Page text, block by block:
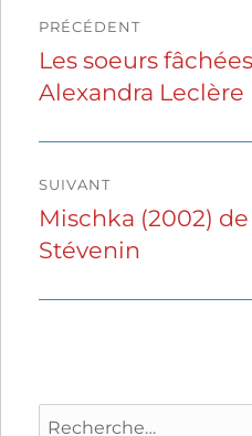
de
l’article
PRÉCÉDENT
Publication
précédente :
Les soeurs
Alexandra Leclère
SUIVANT
Publication
suivante :
Mischka (2002)
Stévenin
Recherche